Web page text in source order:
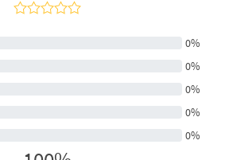
0%
0%
0%
0%
0%